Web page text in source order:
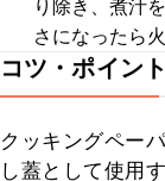
り除き、煮汁
さになったら
コツ・ポイント
クッキングペー
し蓋として使用